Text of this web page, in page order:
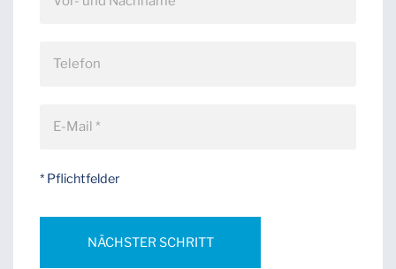
* Pflichtfelder